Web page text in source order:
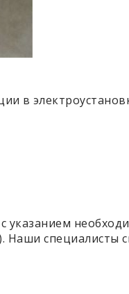
в
указанием
специалисты